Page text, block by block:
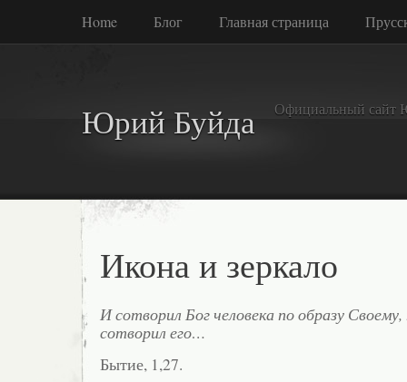
Home Блог Главная страница
Юрий Буйда Официальный сайт
Икона и зеркало
И сотворил Бог человека по образу
сотворил его…
Бытие, 1,27.